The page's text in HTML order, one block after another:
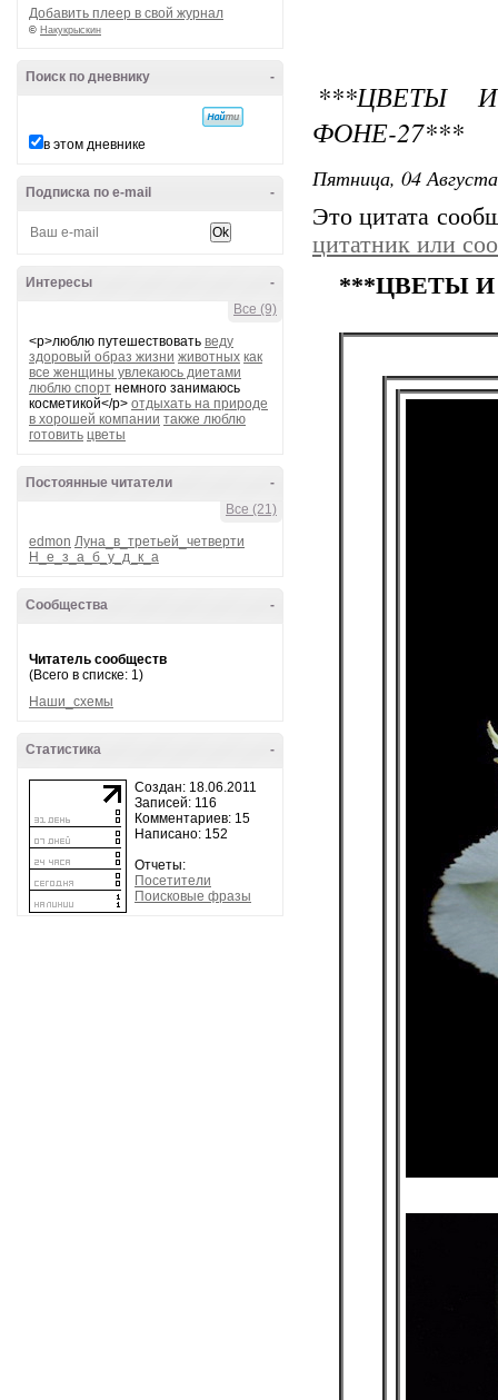
Добавить плеер в свой журнал
© Накукрыскин
-
Поиск по дневнику
в этом дневнике
-
Подписка по e-mail
-
Интересы
Все (9)
<p>люблю путешествовать веду
здоровый образ жизни животных как
все женщины увлекаюсь диетами
люблю спорт немного занимаюсь
косметикой</p> отдыхать на природе
в хорошей компании также люблю
готовить цветы
-
Постоянные читатели
Все (21)
edmon Луна_в_третьей_четверти
Н_е_з_а_б_у_д_к_а
-
Сообщества
Читатель сообществ
(Всего в списке: 1)
Наши_схемы
-
Статистика
Создан: 18.06.2011
Записей: 116
Комментариев: 15
Написано: 152
Отчеты:
Посетители
Поисковые фразы
***ЦВЕТЫ
ФОНЕ-27***
Пятница, 04
Это цитата
цитатник или
***ЦВЕТЫ